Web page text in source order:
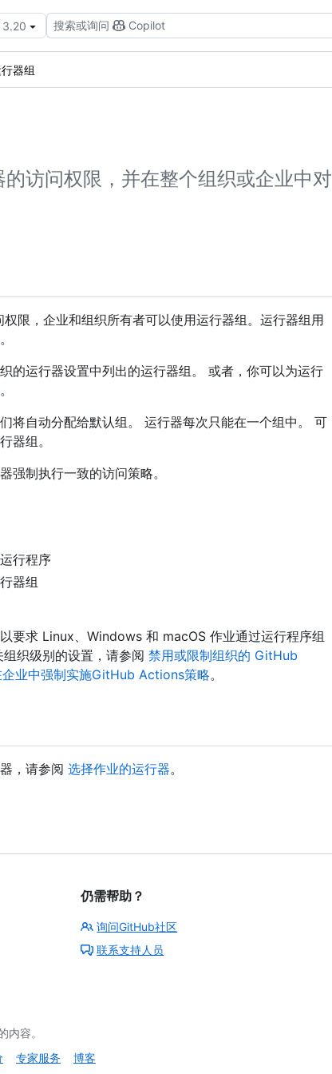
3.20 搜索或询问 Copilot
器组
访问权限，并在整个组织或企业中对
限，企业和组织所有者可以使用运行器组。运行器组用
的运行器设置中列出的运行器组。 或者，你可以为运行
将自动分配给默认组。 运行器每次只能在一个组中。 可
器组。
强制执行一致的访问策略。
行程序
器组
要求 Linux、Windows 和 macOS 作业通过运行程序组
织级别的设置，请参阅 禁用或限制组织的 GitHub
企业中强制实施GitHub Actions策略。
，请参阅 选择作业的运行器。
仍需帮助？
询问GitHub社区
联系支持人员
内容。
专家服务 博客